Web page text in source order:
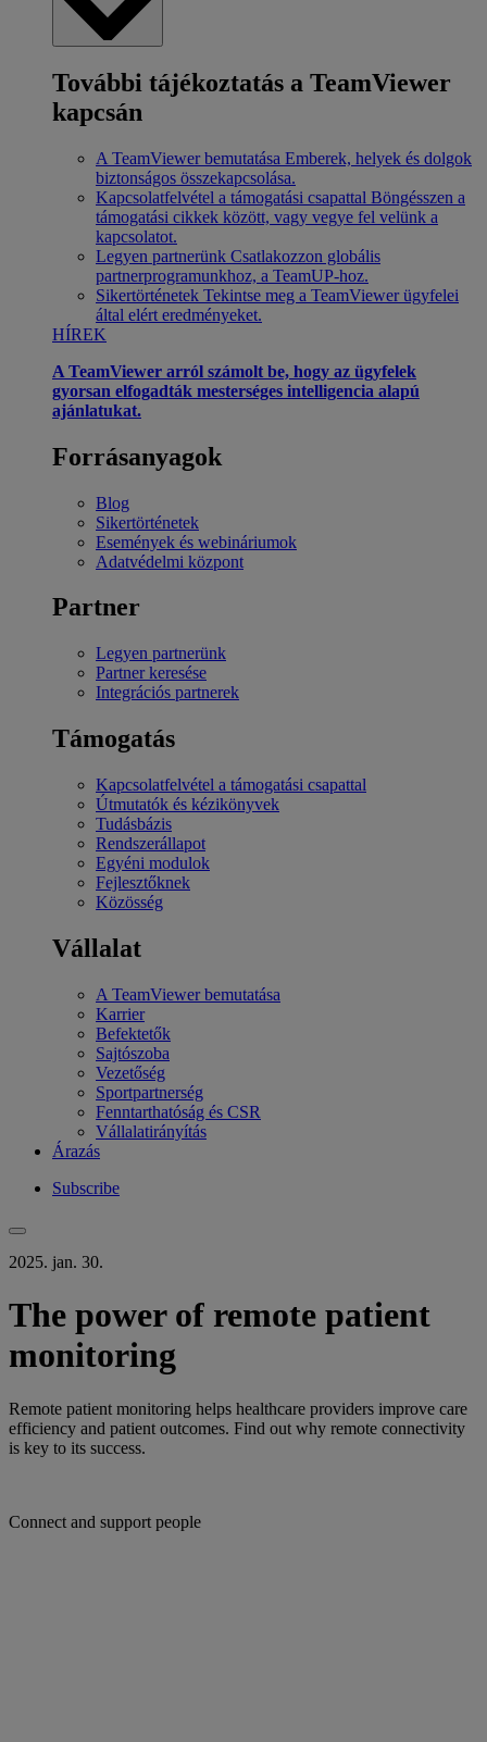
További tájékoztatás a TeamViewer
kapcsán
A TeamViewer bemutatása Emberek, helyek és dolgok
biztonságos összekapcsolása.
Kapcsolatfelvétel a támogatási csapattal Böngésszen a
támogatási cikkek között, vagy vegye fel velünk a
kapcsolatot.
Legyen partnerünk Csatlakozzon globális
partnerprogramunkhoz, a TeamUP-hoz.
Sikertörténetek Tekintse meg a TeamViewer ügyfelei
által elért eredményeket.
HÍREK
A TeamViewer arról számolt be, hogy az ügyfelek
gyorsan elfogadták mesterséges intelligencia alapú
ajánlatukat.
Forrásanyagok
Blog
Sikertörténetek
Események és webináriumok
Adatvédelmi központ
Partner
Legyen partnerünk
Partner keresése
Integrációs partnerek
Támogatás
Kapcsolatfelvétel a támogatási csapattal
Útmutatók és kézikönyvek
Tudásbázis
Rendszerállapot
Egyéni modulok
Fejlesztőknek
Közösség
Vállalat
A TeamViewer bemutatása
Karrier
Befektetők
Sajtószoba
Vezetőség
Sportpartnerség
Fenntarthatóság és CSR
Vállalatirányítás
Árazás
Subscribe
2025. jan. 30.
The power of remote patient
monitoring
Remote patient monitoring helps healthcare providers improve care
efficiency and patient outcomes. Find out why remote connectivity
is key to its success.
Connect and support people